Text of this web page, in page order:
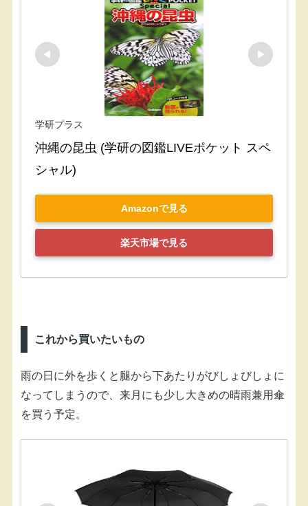
学研プラス
沖縄の昆虫 (学研の図鑑LIVEポケット スペ
シャル)
Amazonで見る
楽天市場で見る
これから買いたいもの
雨の日に外を歩くと腿から下あたりがびしょびしょに
なってしまうので、来月にも少し大きめの晴雨兼用傘
を買う予定。